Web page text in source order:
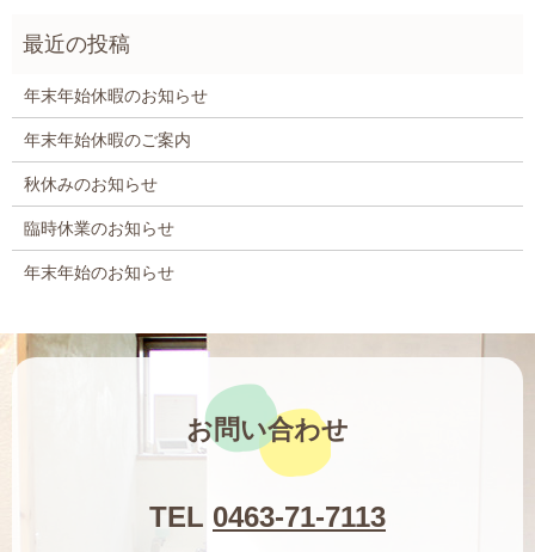
年末年始休暇のお知らせ
年末年始休暇のご案内
秋休みのお知らせ
臨時休業のお知らせ
年末年始のお知らせ
お問い合わせ
TEL 0463-71-7113